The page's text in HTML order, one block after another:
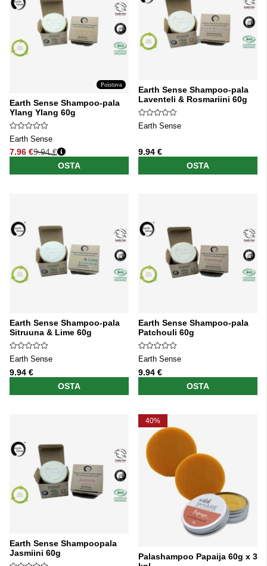
Poistuva
Earth Sense Shampoo-pala
Ylang Ylang 60g
Earth Sense
7.96 €
Normaali hinta
9.94 €
OSTA
Earth Sense Shampoo-pala
Laventeli & Rosmariini 60g
Earth Sense
9.94 €
OSTA
Earth Sense Shampoo-pala
Sitruuna & Lime 60g
Earth Sense
9.94 €
OSTA
Earth Sense Shampoo-pala
Patchouli 60g
Earth Sense
9.94 €
OSTA
Earth Sense Shampoopala
Jasmiini 60g
40%
Palashampoo Papaija 60g x 3